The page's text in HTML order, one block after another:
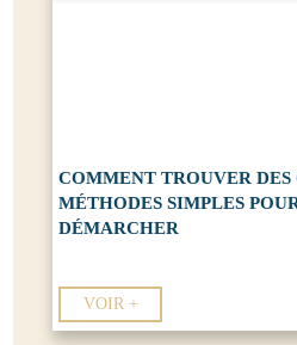
COMMENT TROUVER DES
MÉTHODES SIMPLES
DÉMARCHER
VOIR +